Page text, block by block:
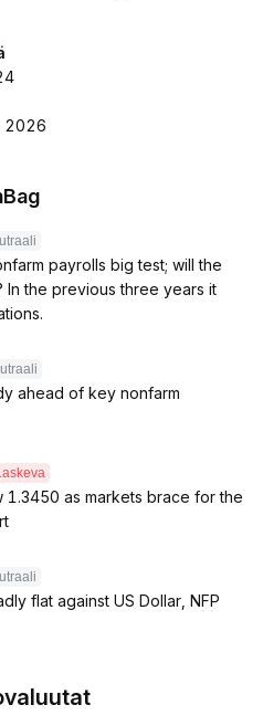
2026
payrolls big test; will the
In the previous three years it
ahead of key nonfarm
1.3450 as markets brace for the
flat against US Dollar, NFP